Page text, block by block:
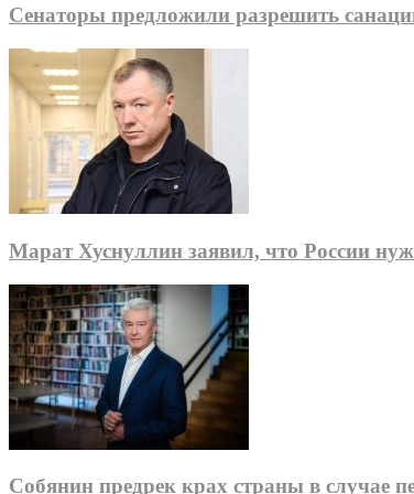
Сенаторы предложили разрешить
Марат Хуснуллин заявил, что России
Собянин предрек крах страны в случае